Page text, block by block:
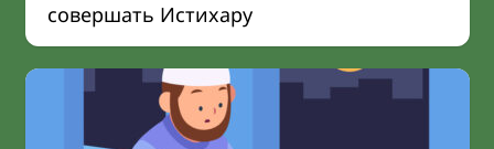
совершать Истихару